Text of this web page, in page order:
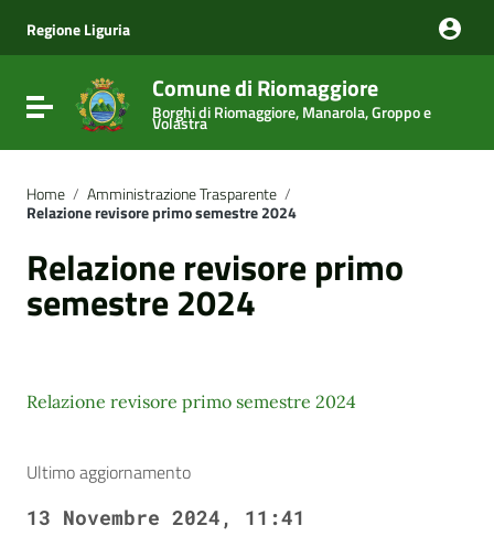
Vai al menu di navigazione
Vai al footer
Regione Liguria
Attiva / disattiva la navigazione
Comune di Riomaggiore
Borghi di Riomaggiore, Manarola, Groppo e
Volastra
Home / Amministrazione Trasparente /
Relazione revisore primo semestre 2024
Relazione revisore primo
semestre 2024
Relazione revisore primo semestre 2024
Ultimo aggiornamento
13 Novembre 2024, 11:41